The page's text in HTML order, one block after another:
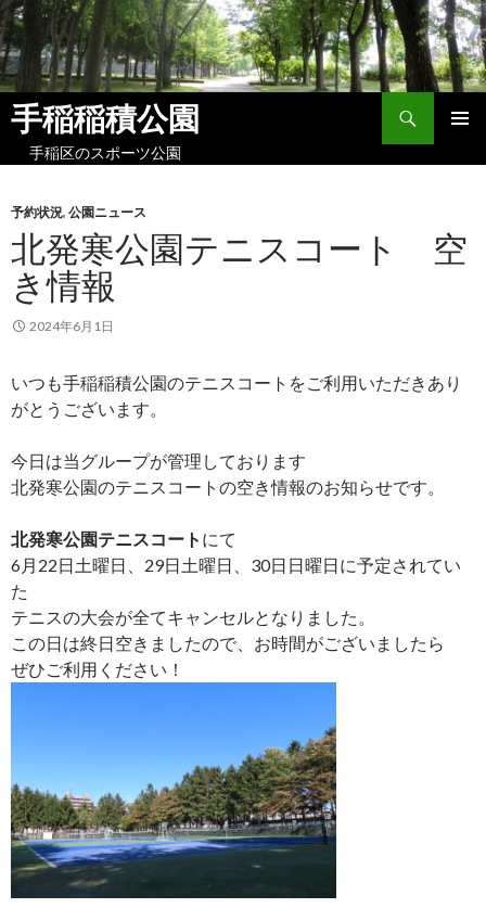
手稲稲積公園
手稲区のスポーツ公園
検
索コ
ツ
へ
ス
キ
ッ
プ
予約状況, 公園ニュース
北発寒公園テニスコート 空
き情報
2024年6月1日
いつも手稲稲積公園のテニスコートをご利用いただきあり
がとうございます。
今日は当グループが管理しております
北発寒公園のテニスコートの空き情報のお知らせです。
北発寒公園テニスコート にて
6月22日土曜日、29日土曜日、30日日曜日に予定されてい
た
テニスの大会が全てキャンセルとなりました。
この日は終日空きましたので、お時間がございましたら
ぜひご利用ください！